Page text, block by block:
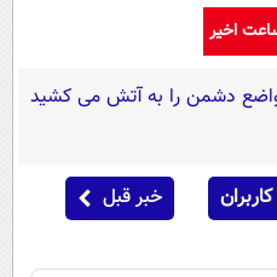
اخیر
دشمن را به آتش می کشید
خبر قبل